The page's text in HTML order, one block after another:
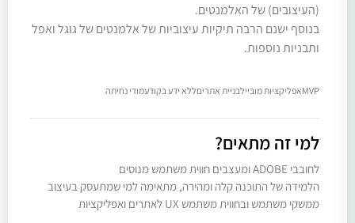
(העיצובים) של האלמנטים.
בנוסף ישנם הרבה תיקיות עיצוביות של אלמנטים של גוגל ואפל
ותבניות נוספות.
MVPאפליקציות מוביילבניית אתריםללא ידע בקודעמודי נחיתה
למי זה מתאים?
לחובבי ADOBE ומעצבים חווית משתמש מנוסים
הלמידה של התוכנה קלה ומהירה, מתאימה למי שמתעסק בעיצוב
ממשקי משתמש ובחווית משתמש UX לאתרים ואפליקציות